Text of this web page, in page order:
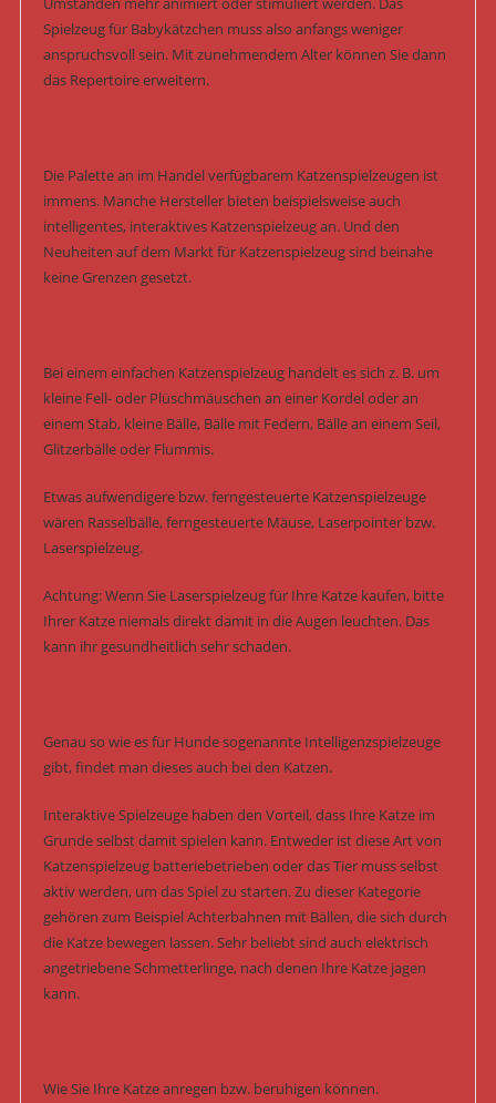
Spielzeug für Babykätzchen muss also anfangs weniger
anspruchsvoll sein. Mit zunehmendem Alter können Sie dann
das Repertoire erweitern.
Die Palette an im Handel verfügbarem Katzenspielzeugen ist
immens. Manche Hersteller bieten beispielsweise auch
intelligentes, interaktives Katzenspielzeug an. Und den
Neuheiten auf dem Markt für Katzenspielzeug sind beinahe
keine Grenzen gesetzt.
Bei einem einfachen Katzenspielzeug handelt es sich z. B. um
kleine Fell- oder Plüschmäuschen an einer Kordel oder an
einem Stab, kleine Bälle, Bälle mit Federn, Bälle an einem Seil,
Glitzerbälle oder Flummis.
Etwas aufwendigere bzw. ferngesteuerte Katzenspielzeuge
wären Rasselbälle, ferngesteuerte Mäuse, Laserpointer bzw.
Laserspielzeug.
Achtung: Wenn Sie Laserspielzeug für Ihre Katze kaufen, bitte
Ihrer Katze niemals direkt damit in die Augen leuchten. Das
kann ihr gesundheitlich sehr schaden.
Genau so wie es für Hunde sogenannte Intelligenzspielzeuge
gibt, findet man dieses auch bei den Katzen.
Interaktive Spielzeuge haben den Vorteil, dass Ihre Katze im
Grunde selbst damit spielen kann. Entweder ist diese Art von
Katzenspielzeug batteriebetrieben oder das Tier muss selbst
aktiv werden, um das Spiel zu starten. Zu dieser Kategorie
gehören zum Beispiel Achterbahnen mit Bällen, die sich durch
die Katze bewegen lassen. Sehr beliebt sind auch elektrisch
angetriebene Schmetterlinge, nach denen Ihre Katze jagen
kann.
Wie Sie Ihre Katze anregen bzw. beruhigen können.